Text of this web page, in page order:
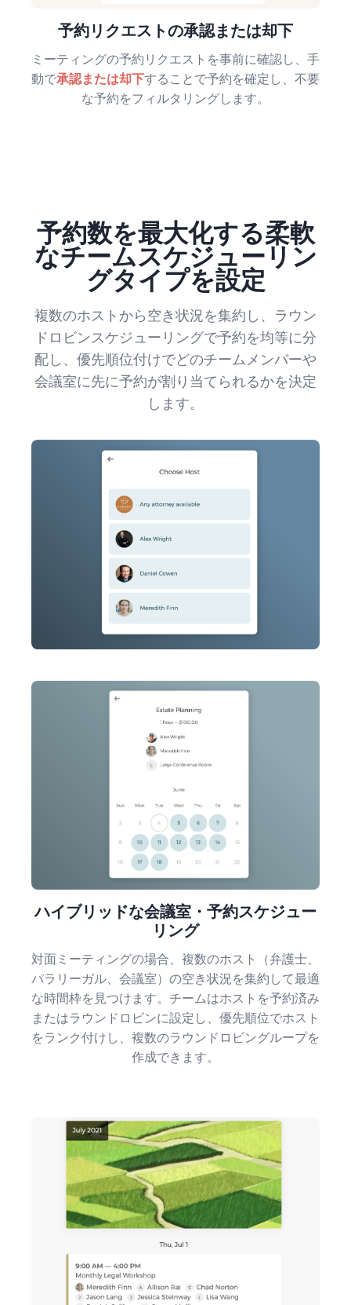
予約リクエストの承認または却下
ミーティングの予約リクエストを事前に確認し、手
動で承認または却下することで予約を確定し、不要
な予約をフィルタリングします。
予約数を最大化する柔軟
なチームスケジューリン
グタイプを設定
複数のホストから空き状況を集約し、ラウン
ドロビンスケジューリングで予約を均等に分
配し、優先順位付けでどのチームメンバーや
会議室に先に予約が割り当てられるかを決定
します。
ハイブリッドな会議室・予約スケジュー
リング
対面ミーティングの場合、複数のホスト（弁護士、
パラリーガル、会議室）の空き状況を集約して最適
な時間枠を見つけます。チームはホストを予約済み
またはラウンドロビンに設定し、優先順位でホスト
をランク付けし、複数のラウンドロビングループを
作成できます。